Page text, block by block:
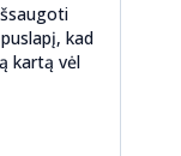
kad
kartą vėl